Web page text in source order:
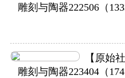
雕刻与陶器222506（
【原始
雕刻与陶器223404（